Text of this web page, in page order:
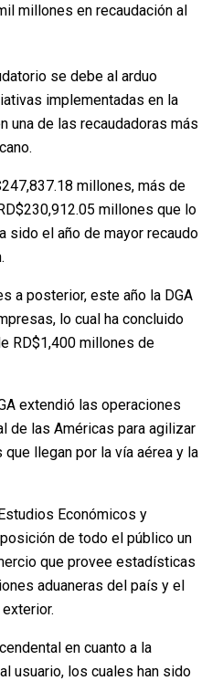
millones en recaudación al
se debe al arduo
implementadas en la
una de las recaudadoras más
millones, más de
millones que lo
sido el año de mayor recaudo
a posterior, este año la DGA
lo cual ha concluido
RD$1,400 millones de
extendió las operaciones
de las Américas para agilizar
llegan por la vía aérea y la
Económicos y
de todo el público un
que provee estadísticas
aduaneras del país y el
en cuanto a la
usuario, los cuales han sido